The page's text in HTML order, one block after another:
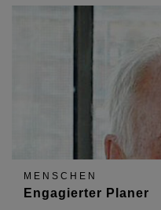
MENSCHEN
Engagierter Planer